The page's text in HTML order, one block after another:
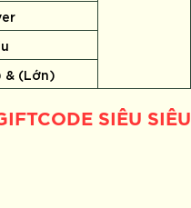
& (Lớn)
SIÊU SIÊU